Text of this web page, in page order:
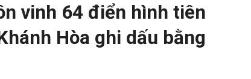
vinh 64 điển hình tiên
Hòa ghi dấu bằng